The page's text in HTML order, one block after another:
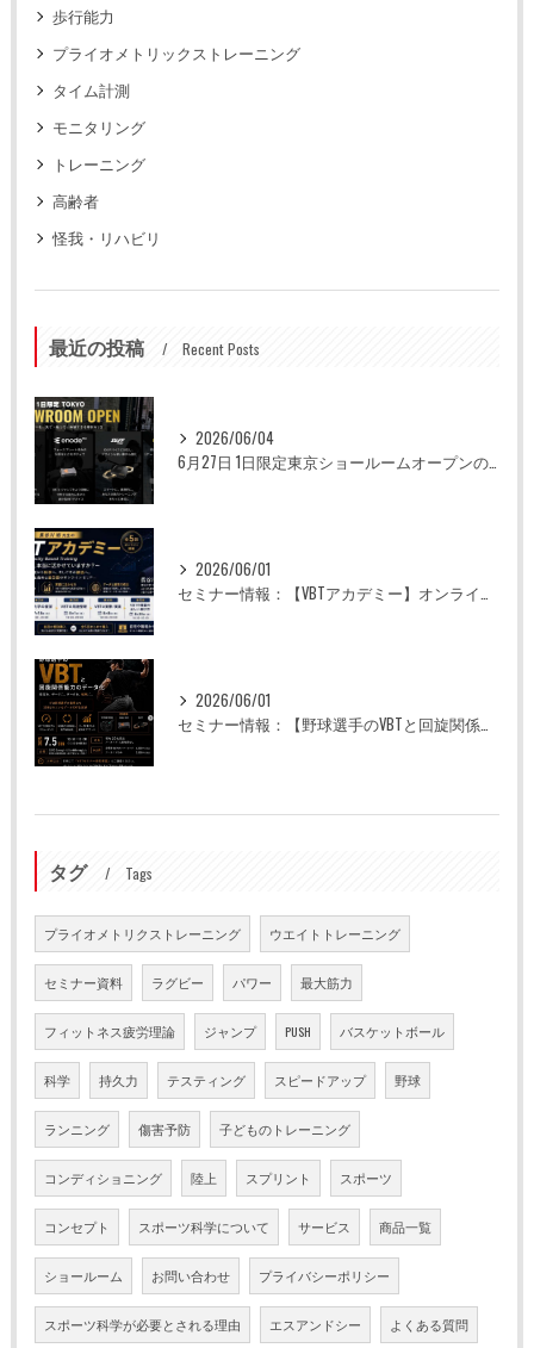
歩行能力
プライオメトリックストレーニング
タイム計測
モニタリング
トレーニング
高齢者
怪我・リハビリ
最近の投稿 Recent Posts
2026/06/04
6月27日 1日限定東京ショールームオープンのお知らせ
2026/06/01
2026/06/01
セミナー情報：【野球選手のVBTと回旋関係能力のデータ化】
タグ Tags
プライオメトリクストレーニング ウエイトトレーニング
セミナー資料 ラグビー パワー 最大筋力
フィットネス疲労理論 ジャンプ PUSH バスケットボール
科学 持久力 テスティング スピードアップ 野球
ランニング 傷害予防 子どものトレーニング
コンディショニング 陸上 スプリント スポーツ
コンセプト スポーツ科学について サービス 商品一覧
ショールーム お問い合わせ プライバシーポリシー
スポーツ科学が必要とされる理由 エスアンドシー よくある質問